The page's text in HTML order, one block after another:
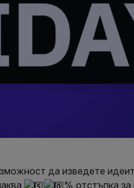
да изведете
% отстъпка за